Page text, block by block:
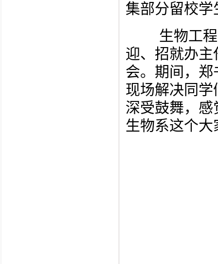
集部分留校
生物工
迎、招就办
会。期间，
现场解决同
深受鼓舞，
生物系这个